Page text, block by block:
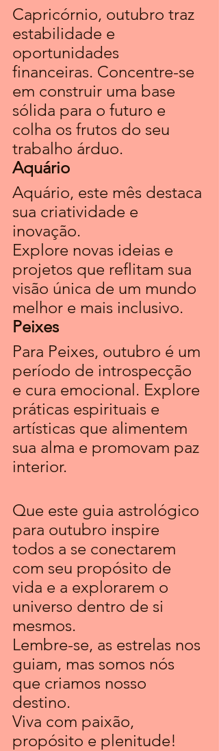
Capricórnio, outubro traz
estabilidade e
oportunidades
financeiras. Concentre-se
em construir uma base
sólida para o futuro e
colha os frutos do seu
trabalho árduo.
Aquário
Aquário, este mês destaca
sua criatividade e
inovação.
Explore novas ideias e
projetos que reflitam sua
visão única de um mundo
melhor e mais inclusivo.
Peixes
Para Peixes, outubro é um
período de introspecção
e cura emocional. Explore
práticas espirituais e
artísticas que alimentem
sua alma e promovam paz
interior.
Que este guia astrológico
para outubro inspire
todos a se conectarem
com seu propósito de
vida e a explorarem o
universo dentro de si
mesmos.
Lembre-se, as estrelas nos
guiam, mas somos nós
que criamos nosso
destino.
Viva com paixão,
propósito e plenitude!